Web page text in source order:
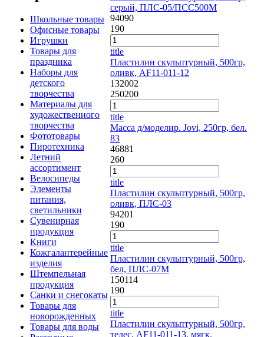
Школьные товары
Офисные товары
Игрушки
Товары для
праздника
Наборы для
детского
творчества
Материалы для
художественного
творчества
Фототовары
Пиротехника
Летний
ассортимент
Велосипеды
Элементы
питания,
светильники
Сувенирная
продукция
Книги
Кожгалантерейные
изделия
Штемпельная
продукция
Санки и снегокаты
Товары для
новорожденных
Товары для воды
серый, ПЛС-05/ПСС500М
94090
190
title
Пластилин скульптурный, 500гр,
оливк, AF11-011-12
132002
250200
title
Масса д/моделир. Jovi, 250гр, бел.
83
46881
260
title
Пластилин скульптурный, 500гр,
оливк, ПЛС-03
94201
190
title
Пластилин скульптурный, 500гр,
бел, ПЛС-07М
150114
190
title
Пластилин скульптурный, 500гр,
телес, AF11-011-13, мягк.